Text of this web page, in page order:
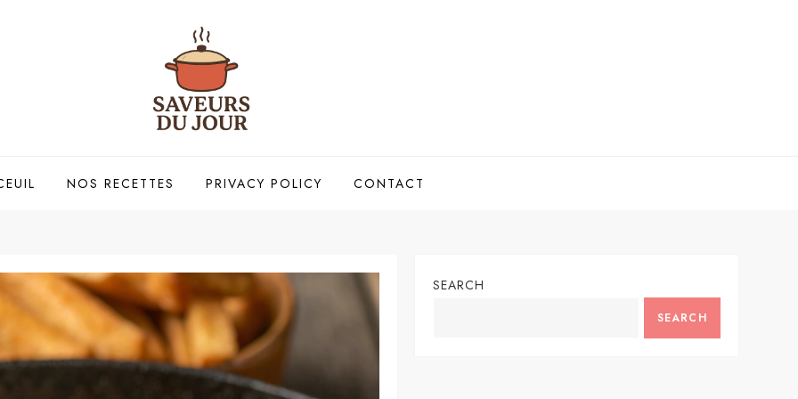
NOS RECETTES PRIVACY POLICY CONTACT
SEARCH
SEARCH